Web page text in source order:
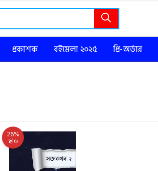
প্রকাশক বইমেলা ২০২৫ প্রি-অর্ডার
26%
ছাড়